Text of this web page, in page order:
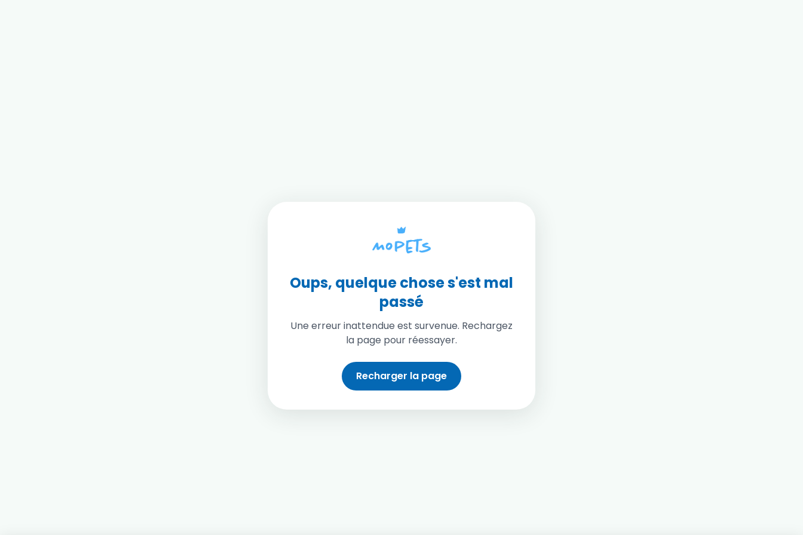
Oups, quelque chose s'est mal
passé
Une erreur inattendue est survenue. Rechargez
la page pour réessayer.
Recharger la page